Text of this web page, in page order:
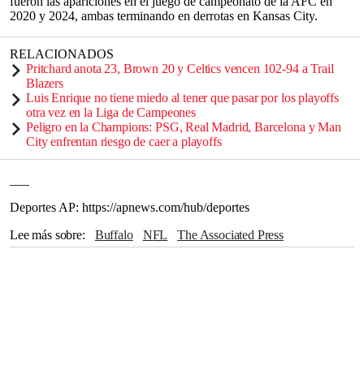
2020 y 2024, ambas terminando en derrotas en Kansas City.
RELACIONADOS
Pritchard anota 23, Brown 20 y Celtics vencen 102-94 a Trail
Blazers
Luis Enrique no tiene miedo al tener que pasar por los playoffs
otra vez en la Liga de Campeones
Peligro en la Champions: PSG, Real Madrid, Barcelona y Man
City enfrentan riesgo de caer a playoffs
Deportes AP: https://apnews.com/hub/deportes
Lee más sobre
Buffalo NFL
The Associated Press